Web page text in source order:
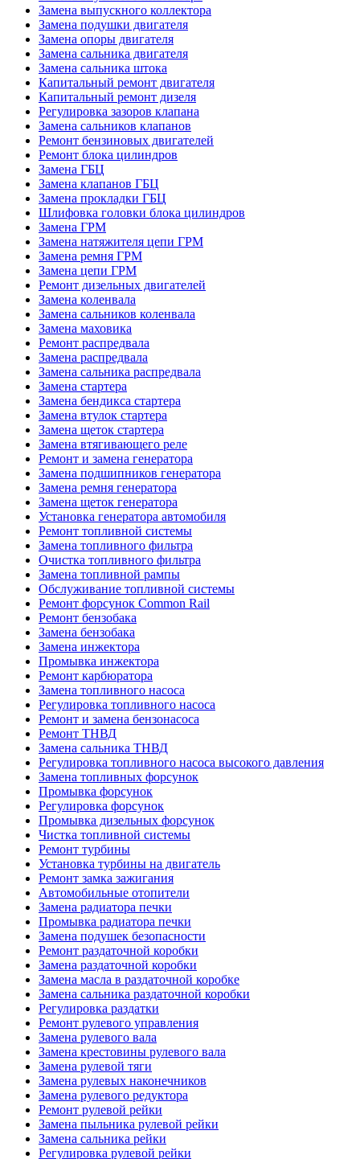
Замена выпускного коллектора
Замена подушки двигателя
Замена опоры двигателя
Замена сальника двигателя
Замена сальника штока
Капитальный ремонт двигателя
Капитальный ремонт дизеля
Регулировка зазоров клапана
Замена сальников клапанов
Ремонт бензиновых двигателей
Ремонт блока цилиндров
Замена ГБЦ
Замена клапанов ГБЦ
Замена прокладки ГБЦ
Шлифовка головки блока цилиндров
Замена ГРМ
Замена натяжителя цепи ГРМ
Замена ремня ГРМ
Замена цепи ГРМ
Ремонт дизельных двигателей
Замена коленвала
Замена сальников коленвала
Замена маховика
Ремонт распредвала
Замена распредвала
Замена сальника распредвала
Замена стартера
Замена бендикса стартера
Замена втулок стартера
Замена щеток стартера
Замена втягивающего реле
Ремонт и замена генератора
Замена подшипников генератора
Замена ремня генератора
Замена щеток генератора
Установка генератора автомобиля
Ремонт топливной системы
Замена топливного фильтра
Очистка топливного фильтра
Замена топливной рампы
Обслуживание топливной системы
Ремонт форсунок Common Rail
Ремонт бензобака
Замена бензобака
Замена инжектора
Промывка инжектора
Ремонт карбюратора
Замена топливного насоса
Регулировка топливного насоса
Ремонт и замена бензонасоса
Ремонт ТНВД
Замена сальника ТНВД
Регулировка топливного насоса высокого давления
Замена топливных форсунок
Промывка форсунок
Регулировка форсунок
Промывка дизельных форсунок
Чистка топливной системы
Ремонт турбины
Установка турбины на двигатель
Ремонт замка зажигания
Автомобильные отопители
Замена радиатора печки
Промывка радиатора печки
Замена подушек безопасности
Ремонт раздаточной коробки
Замена раздаточной коробки
Замена масла в раздаточной коробке
Замена сальника раздаточной коробки
Регулировка раздатки
Ремонт рулевого управления
Замена рулевого вала
Замена крестовины рулевого вала
Замена рулевой тяги
Замена рулевых наконечников
Замена рулевого редуктора
Ремонт рулевой рейки
Замена пыльника рулевой рейки
Замена сальника рейки
Регулировка рулевой рейки